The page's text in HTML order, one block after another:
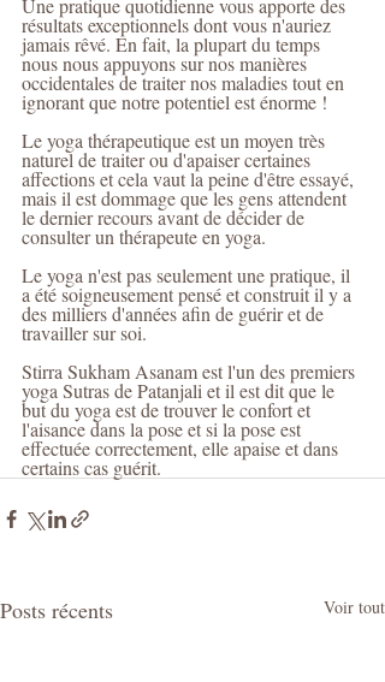
Une pratique quotidienne vous apporte des
résultats exceptionnels dont vous n'auriez
jamais rêvé. En fait, la plupart du temps
nous nous appuyons sur nos manières
occidentales de traiter nos maladies tout en
ignorant que notre potentiel est énorme !
Le yoga thérapeutique est un moyen très
naturel de traiter ou d'apaiser certaines
affections et cela vaut la peine d'être essayé,
mais il est dommage que les gens attendent
le dernier recours avant de décider de
consulter un thérapeute en yoga.
Le yoga n'est pas seulement une pratique, il
a été soigneusement pensé et construit il y a
des milliers d'années afin de guérir et de
travailler sur soi.
Stirra Sukham Asanam est l'un des premiers
yoga Sutras de Patanjali et il est dit que le
but du yoga est de trouver le confort et
l'aisance dans la pose et si la pose est
effectuée correctement, elle apaise et dans
certains cas guérit.
Posts récents Voir tout